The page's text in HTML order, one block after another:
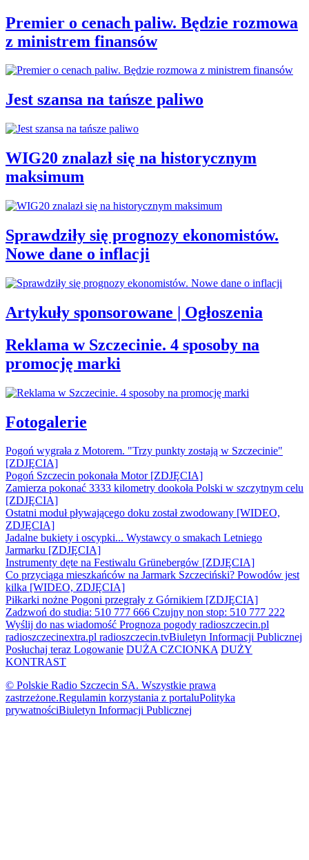
Premier o cenach paliw. Będzie rozmowa
z ministrem finansów
Jest szansa na tańsze paliwo
WIG20 znalazł się na historycznym
maksimum
Sprawdziły się prognozy ekonomistów.
Nowe dane o inflacji
Artykuły sponsorowane | Ogłoszenia
Reklama w Szczecinie. 4 sposoby na
promocję marki
Fotogalerie
Pogoń wygrała z Motorem. "Trzy punkty zostają w Szczecinie"
[ZDJĘCIA]
Pogoń Szczecin pokonała Motor [ZDJĘCIA]
Zamierza pokonać 3333 kilometry dookoła Polski w szczytnym celu
[ZDJĘCIA]
Ostatni moduł pływającego doku został zwodowany [WIDEO,
ZDJĘCIA]
Jadalne bukiety i oscypki... Wystawcy o smakach Letniego
Jarmarku [ZDJĘCIA]
Instrumenty dęte na Festiwalu Grünebergów [ZDJĘCIA]
Co przyciąga mieszkańców na Jarmark Szczeciński? Powodów jest
kilka [WIDEO, ZDJĘCIA]
Piłkarki nożne Pogoni przegrały z Górnikiem [ZDJĘCIA]
Zadzwoń do studia: 510 777 666 Czujny non stop: 510 777 222
Wyślij do nas wiadomość Prognoza pogody radioszczecin.pl
radioszczecinextra.pl radioszczecin.tvBiuletyn Informacji Publicznej
Posłuchaj teraz Logowanie DUŻA CZCIONKA DUŻY
KONTRAST
© Polskie Radio Szczecin SA. Wszystkie prawa
zastrzeżone.Regulamin korzystania z portaluPolityka
prywatnościBiuletyn Informacji Publicznej